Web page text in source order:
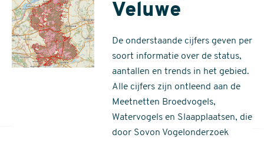
Veluwe
De onderstaande cijfers geven per
soort informatie over de status,
aantallen en trends in het gebied.
Alle cijfers zijn ontleend aan de
Meetnetten Broedvogels,
Watervogels en Slaapplaatsen, die
door Sovon Vogelonderzoek